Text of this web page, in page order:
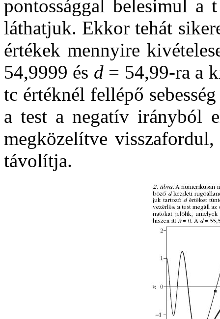
pontossággal belesimul
láthatjuk. Ekkor tehát
értékek mennyire
54,9999 és d = 54,99-ra a
tc értéknél fellépő
a test a negatív irányból
megközelítve
távolítja.